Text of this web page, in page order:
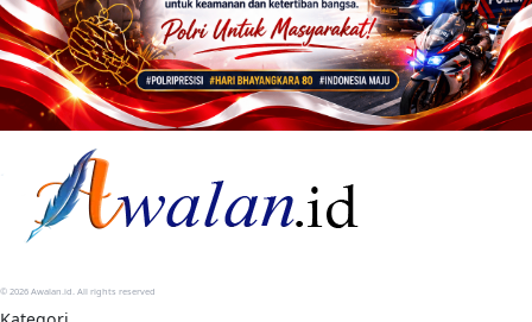
© 2026 Awalan.id. All rights reserved